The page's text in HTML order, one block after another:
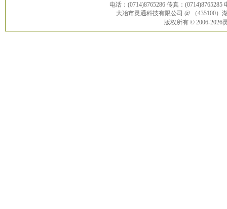
电话：(0714)8765286 传真：(0714)8765285
大冶市灵通科技有限公司 @ （435100
版权所有 © 2006-2026